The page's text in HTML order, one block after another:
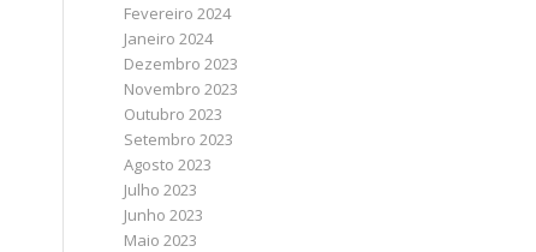
Fevereiro 2024
Janeiro 2024
Dezembro 2023
Novembro 2023
Outubro 2023
Setembro 2023
Agosto 2023
Julho 2023
Junho 2023
Maio 2023